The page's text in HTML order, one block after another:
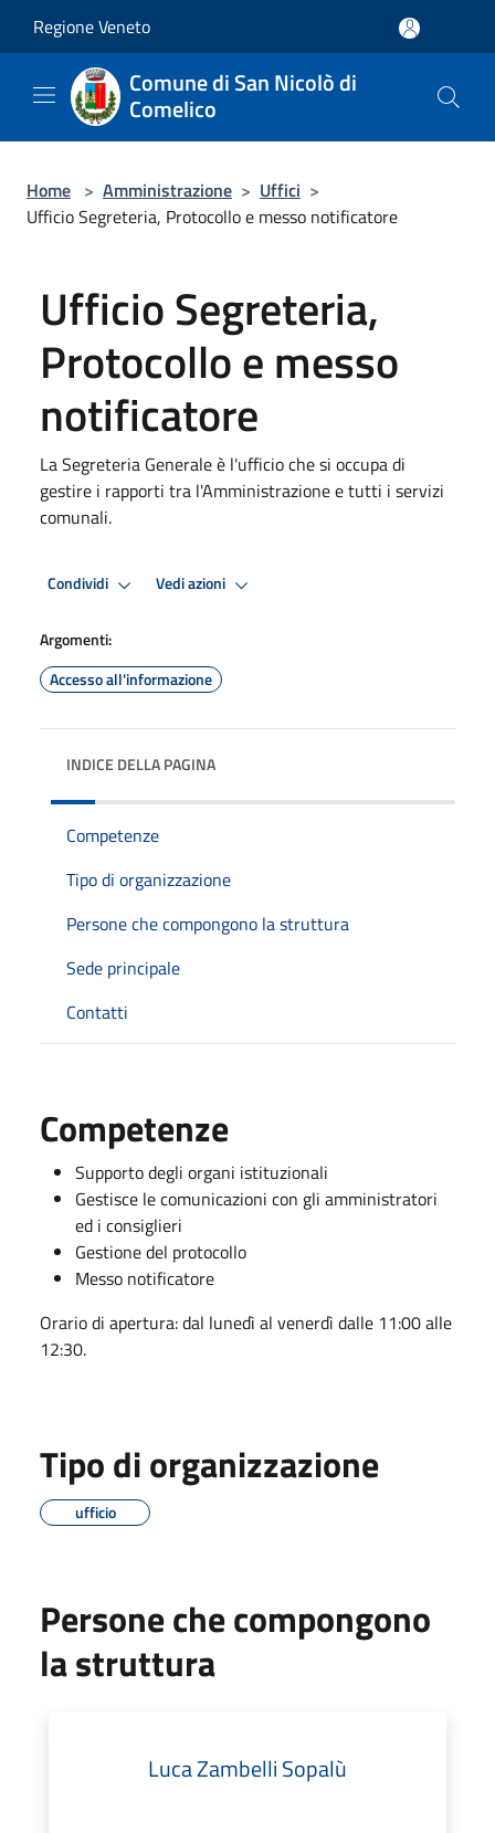
Regione Veneto
Comune di San Nicolò di
Comelico
Home > Amministrazione > Uffici >
Ufficio Segreteria, Protocollo e messo notificatore
Ufficio Segreteria,
Protocollo e messo
notificatore
La Segreteria Generale è l'ufficio che si occupa di
gestire i rapporti tra l'Amministrazione e tutti i servizi
comunali.
Condividi Vedi azioni
Argomenti:
Accesso all'informazione
INDICE DELLA PAGINA
Competenze
Tipo di organizzazione
Persone che compongono la struttura
Sede principale
Contatti
Competenze
Supporto degli organi istituzionali
Gestisce le comunicazioni con gli amministratori
ed i consiglieri
Gestione del protocollo
Messo notificatore
Orario di apertura: dal lunedì al venerdì dalle 11:00 alle
12:30.
Tipo di organizzazione
ufficio
Persone che compongono
la struttura
Luca Zambelli Sopalù